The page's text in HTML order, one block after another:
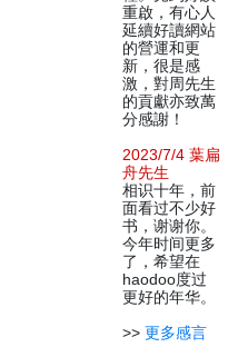
重啟，有心人
延續好讀網站
的營運和更
新，很是感
激，對周先生
的貢獻亦致萬
分感謝！
2023/7/4 葉扁
舟先生
相识十年，前
面看过不少好
书，谢谢你。
今年时间更多
了，希望在
haodoo度过
更好的年华。
>> 更多感言